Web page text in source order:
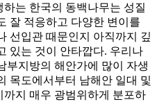
는 한국의 동백나무는 성질
잘 적응하고 다양한 변이를
선입관 때문인지 아직까지 깊
있는 것이 안타깝다. 우리나
부지방의 해안가에 많이 자생
목도에서부터 남해안 일대 및
지 매우 광범위하게 분포하